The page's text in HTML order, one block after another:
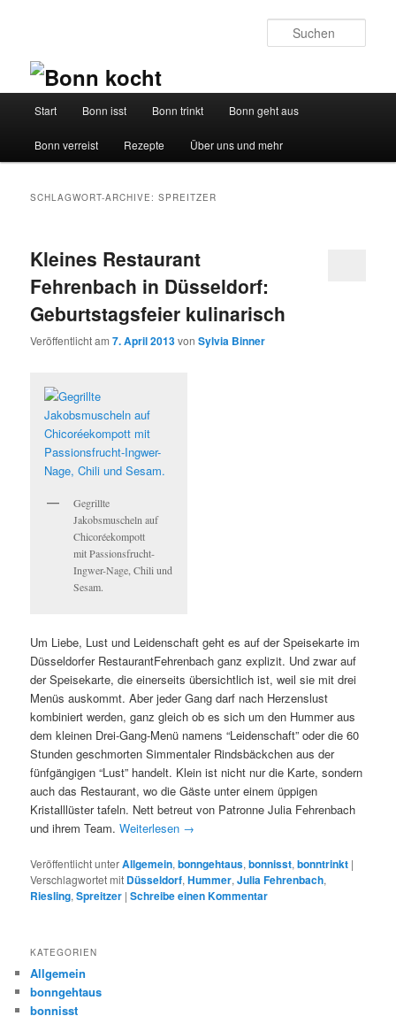
Zum
Inhalt
Zum
sekundären
Start Bonn isst Bonn trinkt Bonn geht aus
Bonn verreist Rezepte Über uns und mehr
SCHLAGWORT-ARCHIVE:SPREITZER
Kleines Restaurant
Fehrenbach in Düsseldorf:
Geburtstagsfeier kulinarisch
Veröffentlicht am7. April 2013vonSylvia Binner
Gegrillte
Jakobsmuscheln auf
Chicoréekompott
mit Passionsfrucht-
Ingwer-Nage, Chili und
Sesam.
Um Liebe, Lust und Leidenschaft geht es auf der Speisekarte im
Düsseldorfer RestaurantFehrenbach ganz explizit. Und zwar auf
der Speisekarte, die einerseits übersichtlich ist, weil sie mit drei
Menüs auskommt. Aber jeder Gang darf nach Herzenslust
kombiniert werden, ganz gleich ob es sich um den Hummer aus
dem kleinen Drei-Gang-Menü namens “Leidenschaft” oder die 60
Stunden geschmorten Simmentaler Rindsbäckchen aus der
fünfgängigen “Lust” handelt. Klein ist nicht nur die Karte, sondern
auch das Restaurant, wo die Gäste unter einem üppigen
Kristalllüster tafeln. Nett betreut von Patronne Julia Fehrenbach
und ihrem Team.Weiterlesen →
Veröffentlicht unterAllgemein,bonngehtaus,bonnisst,bonntrinkt |
Verschlagwortet mit Düsseldorf,Hummer,Julia Fehrenbach,
Riesling,Spreitzer |Schreibe einen Kommentar
KATEGORIEN
Allgemein
bonngehtaus
bonnisst